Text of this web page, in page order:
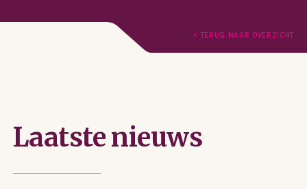
< TERUG NAAR OVERZICHT
Laatste nieuws